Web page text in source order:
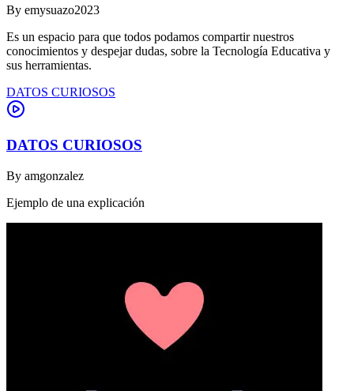
By emysuazo2023
Es un espacio para que todos podamos compartir nuestros
conocimientos y despejar dudas, sobre la Tecnología Educativa y
sus herramientas.
DATOS CURIOSOS
DATOS CURIOSOS
By amgonzalez
Ejemplo de una explicación